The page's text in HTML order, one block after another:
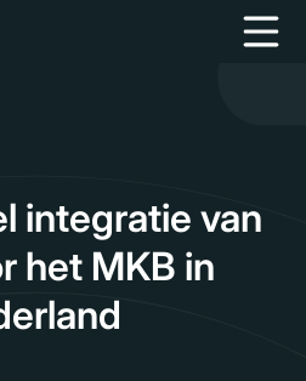
integratie van
het MKB in